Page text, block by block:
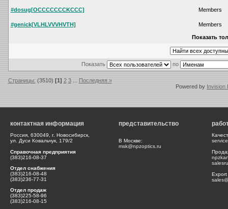
#dosug[OCCCCCCCKCCC] Members
#genick[VLHLVVVHVTH] Members
Показать
Показать по
Страницы: (3510) [1] 2 3...
Последняя »
Powered by Invision
контактная информация
Россия, 630049, г. Новосибирск,
ул. Дуси Ковальчук, 179/2
Справочная предприятия
(383)216-08-37
Отдел снабжения
(383)216-08-48
(383)236-77-31
Отдел продаж
(383)225-58-96
(383)216-08-15
представительство
В Москве:
msk@npzoptics.ru